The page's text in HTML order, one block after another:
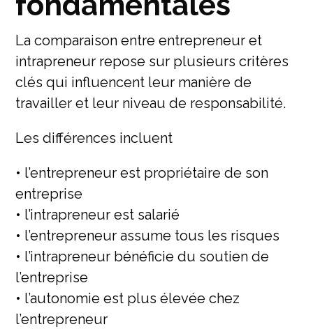
La comparaison entre entrepreneur et
intrapreneur repose sur plusieurs critères
clés qui influencent leur manière de
travailler et leur niveau de responsabilité.
Les différences incluent
• l’entrepreneur est propriétaire de son
entreprise
• l’intrapreneur est salarié
• l’entrepreneur assume tous les risques
• l’intrapreneur bénéficie du soutien de
l’entreprise
• l’autonomie est plus élevée chez
l’entrepreneur